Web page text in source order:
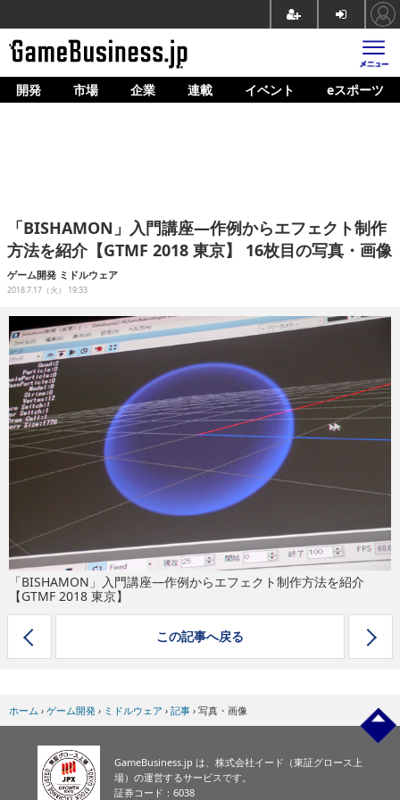
ホーム
企業動向
人材育成
連載
イベント/セミナー
eスポーツ
開発 市場 企業 連載 イベント eスポーツ
「BISHAMON」入門講座―作例からエフェクト制作
方法を紹介【GTMF 2018 東京】 16枚目の写真・画像
ゲーム開発 ミドルウェア
2018.7.17（火） 19:33
「BISHAMON」入門講座―作例からエフェクト制作方法を紹介
【GTMF 2018 東京】
この記事へ戻る
ホーム › ゲーム開発 › ミドルウェア › 記事 › 写真・画像
GameBusiness.jp は、株式会社イード（東証グロース上
場）の運営するサービスです。
証券コード：6038